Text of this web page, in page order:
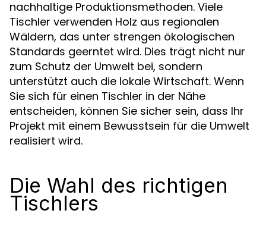
nachhaltige Produktionsmethoden. Viele
Tischler verwenden Holz aus regionalen
Wäldern, das unter strengen ökologischen
Standards geerntet wird. Dies trägt nicht nur
zum Schutz der Umwelt bei, sondern
unterstützt auch die lokale Wirtschaft. Wenn
Sie sich für einen Tischler in der Nähe
entscheiden, können Sie sicher sein, dass Ihr
Projekt mit einem Bewusstsein für die Umwelt
realisiert wird.
Die Wahl des richtigen
Tischlers